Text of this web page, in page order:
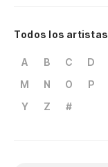
Todos los artistas
A B C D
M
N O P
Y
Z #